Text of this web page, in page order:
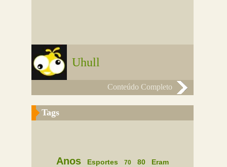
Uhull
Conteúdo Completo
Tags
Anos Esportes 70 80 Eram